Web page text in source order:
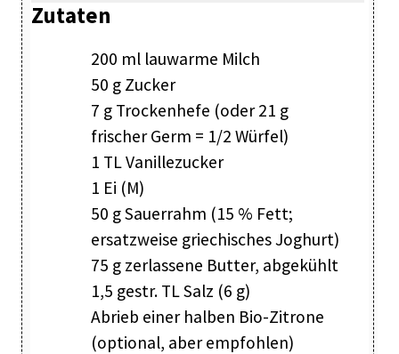
Zutaten
200 ml lauwarme Milch
50 g Zucker
7 g Trockenhefe (oder 21 g
frischer Germ = 1/2 Würfel)
1 TL Vanillezucker
1 Ei (M)
50 g Sauerrahm (15 % Fett;
ersatzweise griechisches Joghurt)
75 g zerlassene Butter, abgekühlt
1,5 gestr. TL Salz (6 g)
Abrieb einer halben Bio-Zitrone
(optional, aber empfohlen)